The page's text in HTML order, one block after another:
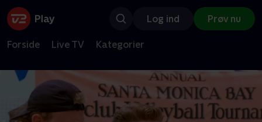
Log ind Prøv nu
Forside Live TV Kategorier